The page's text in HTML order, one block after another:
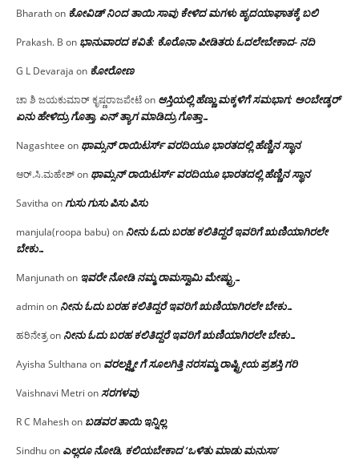
Bharathon ಕೋವಿಡ್ ನಿಂದ ತಾಯಿ ಸಾವು ಕೇಳಿದ ಮಗಳು ಹೃದಯಾಘಾತಕ್ಕೆ ಬಲಿ
Prakash. B on ಭಾನುವಾರದ ಕವಿತೆ: ಕೊರೊನಾ ಪೀಡಿತರು ಓದಲೇಬೇಕಾದ- ನದಿ
G L Devaraja on ಕೋರೋಣ
ಚಾ ಶಿ ಜಯಕುಮಾರ್ ಕೃಷ್ಣರಾಜಪೇಟೆon ಆಸ್ತಿಯಲ್ಲಿ ಹೆಣ್ಣು ಮಕ್ಕಳಿಗೆ ಸಮಭಾಗ; ಅಂಬೇಡ್ಕರ್
ಏನು ಹೇಳಿದ್ರು ಗೊತ್ತಾ, ಏನ್ ತ್ಯಾಗ ಮಾಡಿದ್ರು ಗೊತ್ತಾ…
Nagashtee on ಥಾಮ್ಸನ್ ರಾಯಿಟರ್ಸ್ ವರದಿಯೂ ಭಾರತದಲ್ಲಿ ಹೆಣ್ಣಿನ ಸ್ಥಾನ‌
ಆರ್.ಸಿ.ಮಹೇಶ್on ಥಾಮ್ಸನ್ ರಾಯಿಟರ್ಸ್ ವರದಿಯೂ ಭಾರತದಲ್ಲಿ ಹೆಣ್ಣಿನ ಸ್ಥಾನ‌
Savitha onಗುಸು ಗುಸು ಪಿಸು ಪಿಸು
manjula(roopa babu) on ನೀನು ಓದು ಬರಹ ಕಲಿತಿದ್ದರೆ ಇವರಿಗೆ ಋಣಿಯಾಗಿರಲೇ
ಬೇಕು…
Manjunathon ಇವರೇ‌ ನೋಡಿ‌ ನಮ್ಮ‌ ರಾಮಸ್ವಾಮಿ ಮೇಷ್ಟ್ರು…
adminon ನೀನು ಓದು ಬರಹ ಕಲಿತಿದ್ದರೆ ಇವರಿಗೆ ಋಣಿಯಾಗಿರಲೇ ಬೇಕು…
ಹರಿನೇತ್ರon ನೀನು ಓದು ಬರಹ ಕಲಿತಿದ್ದರೆ ಇವರಿಗೆ ಋಣಿಯಾಗಿರಲೇ ಬೇಕು…
Ayisha Sulthana on ವರಲಕ್ಷ್ಮೀ ಗೆ ಸೂಲಗಿತ್ತಿ ನರಸಮ್ಮ‌ ರಾಷ್ಟ್ರೀಯ ಪ್ರಶಸ್ತಿ ಗರಿ
Vaishnavi Metri onಸರಗಳವು
R C Maheshon ಬಡವರ ತಾಯಿ ಇನ್ನಿಲ್ಲ
Sindhuon ಎಲ್ಲರೂ ನೋಡಿ, ಕಲಿಯಬೇಕಾದ ‘ಒಳಿತು ಮಾಡು ಮನುಸಾ’